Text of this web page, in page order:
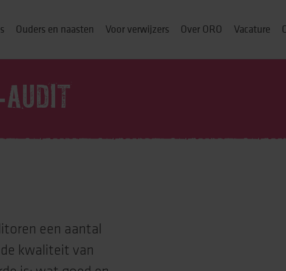
jou thuis
& cursussen
Ouders en naasten Voor verwijzers Over ORO Vacature
een aantal
kwaliteit van